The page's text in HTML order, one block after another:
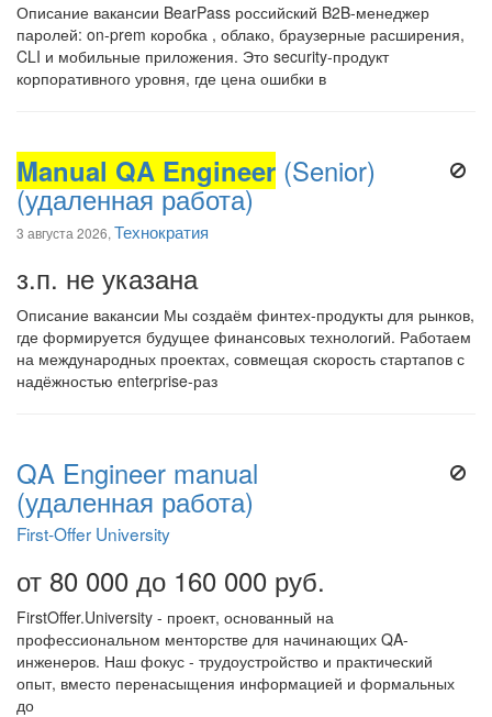
Описание вакансии BearPass российский B2B-менеджер
паролей: on-prem коробка , облако, браузерные расширения,
CLI и мобильные приложения. Это security-продукт
корпоративного уровня, где цена ошибки в
Manual QA Engineer (Senior)
(удаленная работа)
3 августа 2026, Технократия
з.п. не указана
Описание вакансии Мы создаём финтех-продукты для рынков,
где формируется будущее финансовых технологий. Работаем
на международных проектах, совмещая скорость стартапов с
надёжностью enterprise-раз
QA Engineer manual
(удаленная работа)
First-Offer University
от 80 000 до 160 000 руб.
FirstOffer.University - проект, основанный на
профессиональном менторстве для начинающих QA-
инженеров. Наш фокус - трудоустройство и практический
опыт, вместо перенасыщения информацией и формальных
до